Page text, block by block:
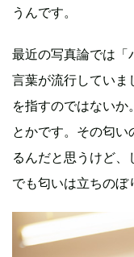
うんです。
最近の写真論では「
言葉が流行していま
を指すのではない
とかです。その匂
るんだと思うけど
でも匂いは立ちのぼ